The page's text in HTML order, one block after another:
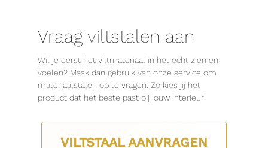
Vraag viltstalen aan
Wil je eerst het viltmateriaal in het echt zien en
voelen? Maak dan gebruik van onze service om
materiaalstalen op te vragen. Zo kies jij het
product dat het beste past bij jouw interieur!
VILTSTAAL AANVRAGEN